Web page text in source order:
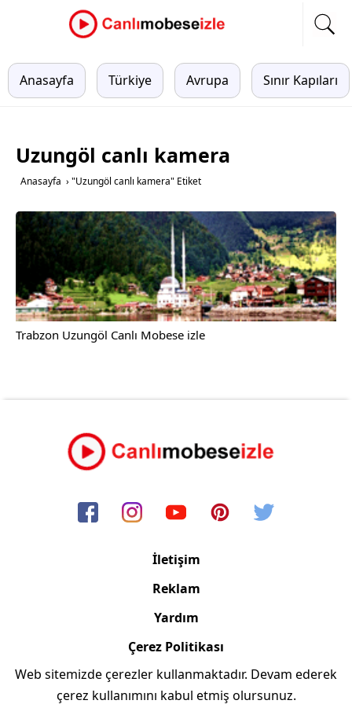
Anasayfa Türkiye Avrupa Sınır Kapıları
Uzungöl canlı kamera
Anasayfa › "Uzungöl canlı kamera" Etiket
Trabzon Uzungöl Canlı Mobese izle
İletişim
Reklam
Yardım
Çerez Politikası
Copyright © 2006/2024 Canlimobeseizle.com
Web sitemizde çerezler kullanmaktadır. Devam ederek
çerez kullanımını kabul etmiş olursunuz.